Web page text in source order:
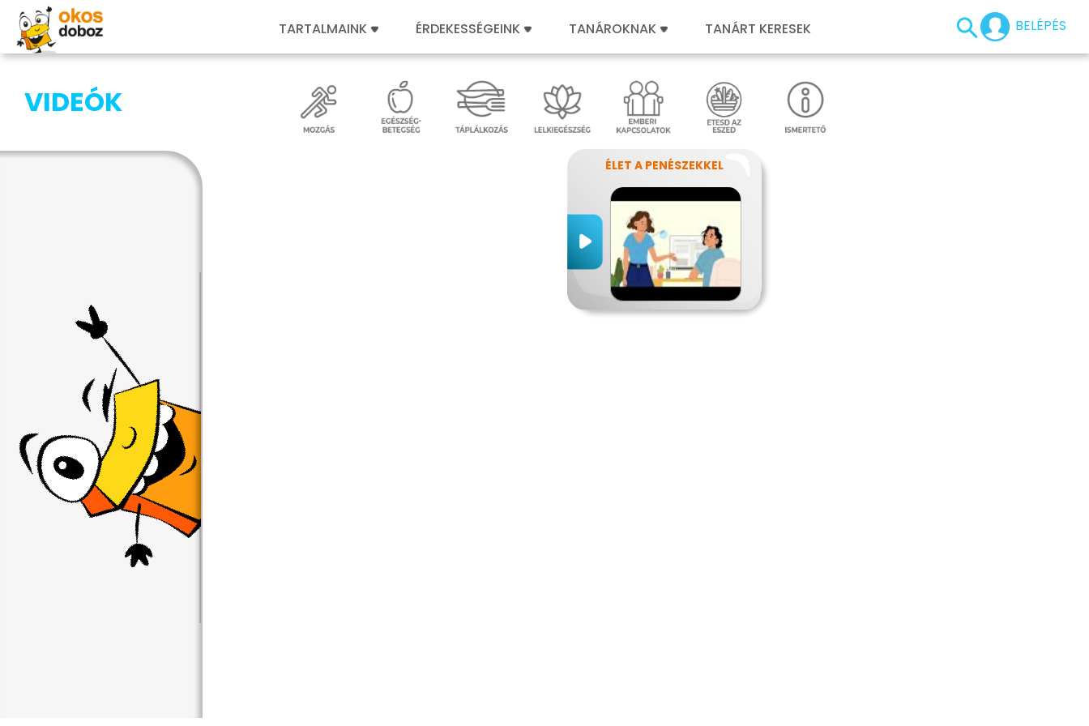
BELÉPÉS
TARTALMAINK ÉRDEKESSÉGEINK TANÁROKNAK TANÁRT KERESEK
VIDEÓK
ÉLET A PENÉSZEKKEL